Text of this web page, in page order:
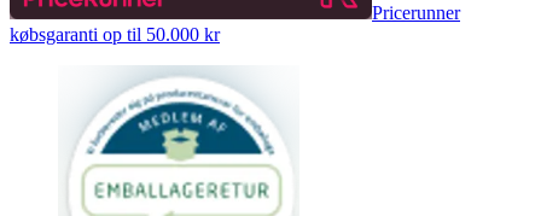
Pricerunner
købsgaranti op til 50.000 kr